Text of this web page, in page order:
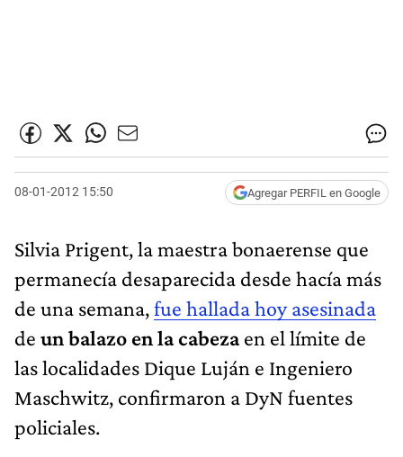
08-01-2012 15:50 Agregar PERFIL en Google
Silvia Prigent, la maestra bonaerense que
permanecía desaparecida desde hacía más
de una semana,fue hallada hoy asesinada
de un balazo en la cabezaen el límite de
las localidades Dique Luján e Ingeniero
Maschwitz, confirmaron a DyN fuentes
policiales.